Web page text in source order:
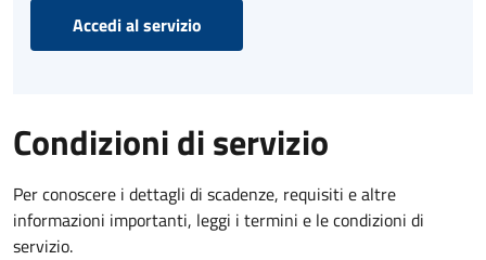
Accedi al servizio
Condizioni di servizio
Per conoscere i dettagli di scadenze, requisiti e altre
informazioni importanti, leggi i termini e le condizioni di
servizio.